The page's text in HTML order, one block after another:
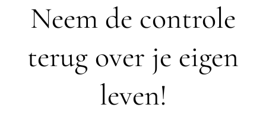
Neem de controle
terug over je eigen
leven!